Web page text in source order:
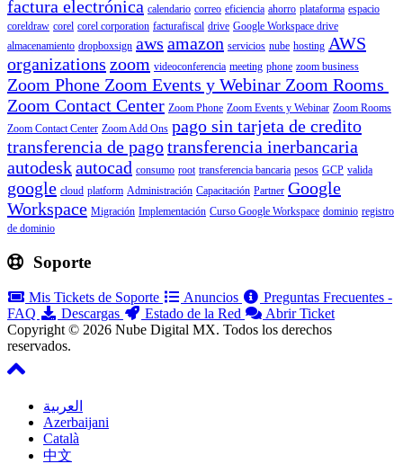
factura electrónica calendario correo eficiencia ahorro plataforma espacio
coreldraw corel corel corporation facturafiscal drive Google Workspace drive
almacenamiento dropboxsign aws amazon servicios nube hosting AWS
organizations zoom videoconferencia meeting phone zoom business
Zoom Phone Zoom Events y Webinar Zoom Rooms
Zoom Contact Center Zoom Phone Zoom Events y Webinar Zoom Rooms
Zoom Contact Center Zoom Add Ons pago sin tarjeta de credito
transferencia de pagotransferencia inerbancaria
autodeskautocad consumo root transferencia bancaria pesos GCP valida
google cloud platform Administración Capacitación Partner Google
Workspace Migración Implementación Curso Google Workspace dominio registro
de dominio
Soporte
Mis Tickets de Soporte Anuncios
Preguntas Frecuentes -
FAQ
Descargas Estado de la Red
Abrir Ticket
Copyright © 2026 Nube Digital MX. Todos los derechos
reservados.
العربية
Azerbaijani
Català
中文